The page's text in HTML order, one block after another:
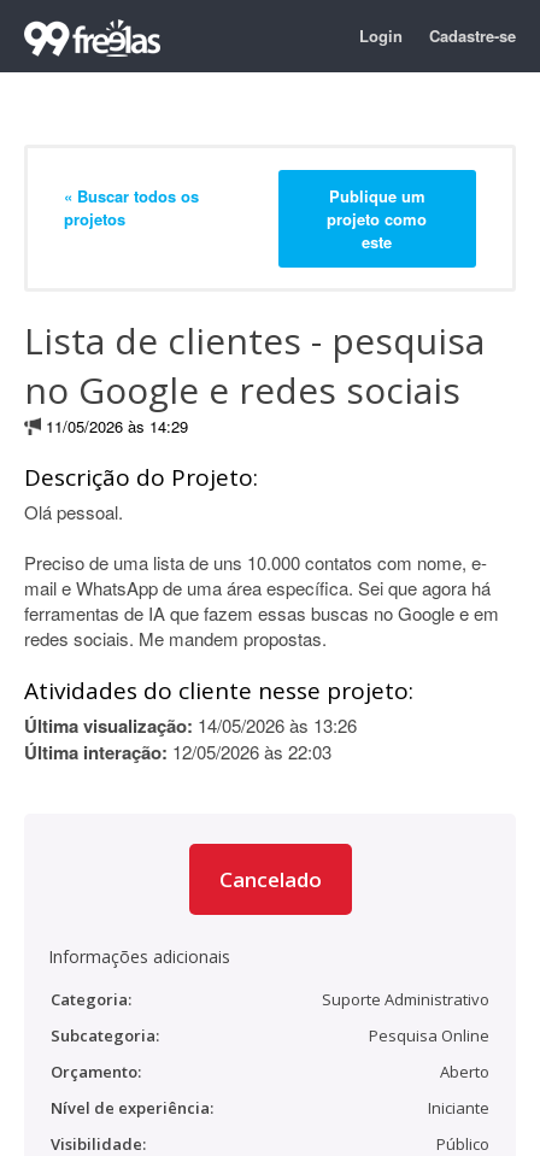
Login Cadastre-se
« Buscar todos os
projetos
Publique um
projeto como
este
Lista de clientes - pesquisa
no Google e redes sociais
11/05/2026 às 14:29
Descrição do Projeto:
Olá pessoal.
Preciso de uma lista de uns 10.000 contatos com nome, e-
mail e WhatsApp de uma área específica. Sei que agora há
ferramentas de IA que fazem essas buscas no Google e em
redes sociais. Me mandem propostas.
Atividades do cliente nesse projeto:
Última visualização: 14/05/2026 às 13:26
Última interação: 12/05/2026 às 22:03
Cancelado
Informações adicionais
Categoria:
Suporte Administrativo
Subcategoria:
Pesquisa Online
Orçamento:
Aberto
Nível de experiência:
Iniciante
Visibilidade:
Público